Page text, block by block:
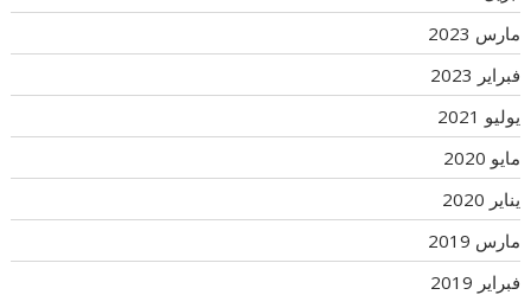
مارس 2023
فبراير 2023
يوليو 2021
مايو 2020
يناير 2020
مارس 2019
فبراير 2019